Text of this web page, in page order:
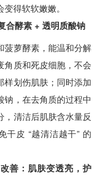
得软软嫩嫩。
合酵素 + 透明质酸钠
菠萝酵素，能温和分解
角质和死皮细胞，不会
样划伤肌肤；同时添加
钠，在去角质的过程中
，清洁后肌肤含水量反
干皮 “越清洁越干” 的
善：肌肤变透亮，护